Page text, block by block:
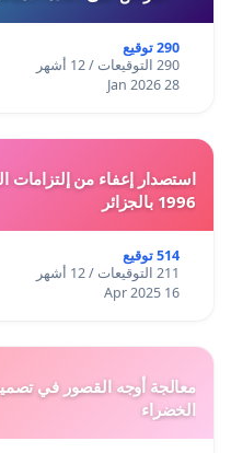
290 توقيع
290 التوقيعات / 12 أشهر
28 Jan 2026
1996 بالجزائر
514 توقيع
211 التوقيعات / 12 أشهر
16 Apr 2025
معالجة أوجه القصور في تصميم
الخضراء